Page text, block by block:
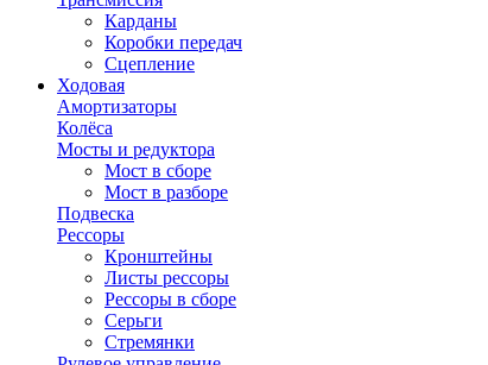
Карданы
Коробки передач
Сцепление
Ходовая
Амортизаторы
Колёса
Мосты и редуктора
Мост в сборе
Мост в разборе
Подвеска
Рессоры
Кронштейны
Листы рессоры
Рессоры в сборе
Серьги
Стремянки